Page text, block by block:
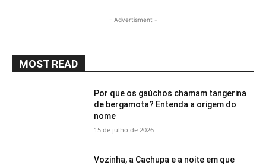
- Advertisment -
MOST READ
Por que os gaúchos chamam tangerina
de bergamota? Entenda a origem do
nome
15 de julho de 2026
Vozinha, a Cachupa e a noite em que